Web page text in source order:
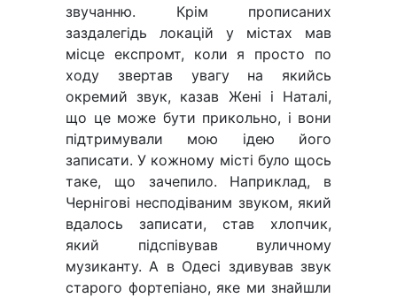
звучанню. Крім прописаних
заздалегідь локацій у містах мав
місце експромт, коли я просто по
ходу звертав увагу на якийсь
окремий звук, казав Жені і Наталі,
що це може бути прикольно, і вони
підтримували мою ідею його
записати. У кожному місті було щось
таке, що зачепило. Наприклад, в
Чернігові несподіваним звуком, який
вдалось записати, став хлопчик,
який підспівував вуличному
музиканту. А в Одесі здивував звук
старого фортепіано, яке ми знайшли